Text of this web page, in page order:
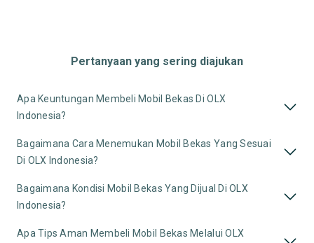
Pertanyaan yang sering diajukan
Apa Keuntungan Membeli Mobil Bekas Di OLX
Indonesia?
Bagaimana Cara Menemukan Mobil Bekas Yang Sesuai
Di OLX Indonesia?
Bagaimana Kondisi Mobil Bekas Yang Dijual Di OLX
Indonesia?
Apa Tips Aman Membeli Mobil Bekas Melalui OLX